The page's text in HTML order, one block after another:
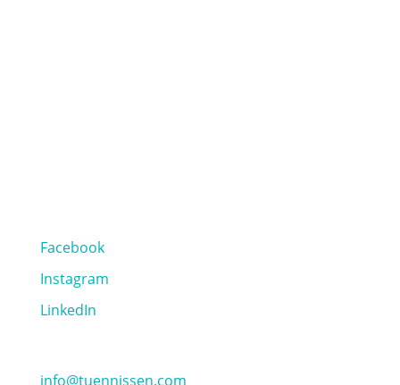
Facebook
Instagram
LinkedIn
info@tuennissen.com